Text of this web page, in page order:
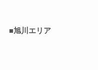
■旭川エリア